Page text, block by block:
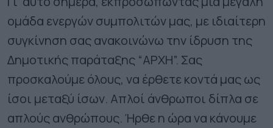
ομάδα ενεργών συμπολιτών μας, με ιδιαίτερη
συγκίνηση σας ανακοινώνω την ίδρυση της
Δημοτικής παράταξης “ΑΡΧΗ”. Σας
προσκαλούμε όλους, να έρθετε κοντά μας ως
ίσοι μεταξύ ίσων. Απλοί άνθρωποι δίπλα σε
απλούς ανθρώπους. Ήρθε η ώρα να κάνουμε